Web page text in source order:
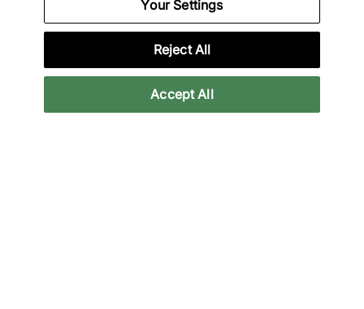
Nous sommes spécialisés dans les sorties exclusives et
l'équipement de Performance unique de marques telles
que Nike, New Balance, HOKA, Mizuno et plus encore.
Your Settings
Reject All
Accept All